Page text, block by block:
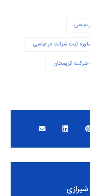
ثبت شرکت در عباسی
کریمخان